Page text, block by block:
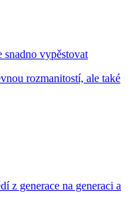
snadno vypěstovat
rozmanitostí, ale také
z generace na generaci a